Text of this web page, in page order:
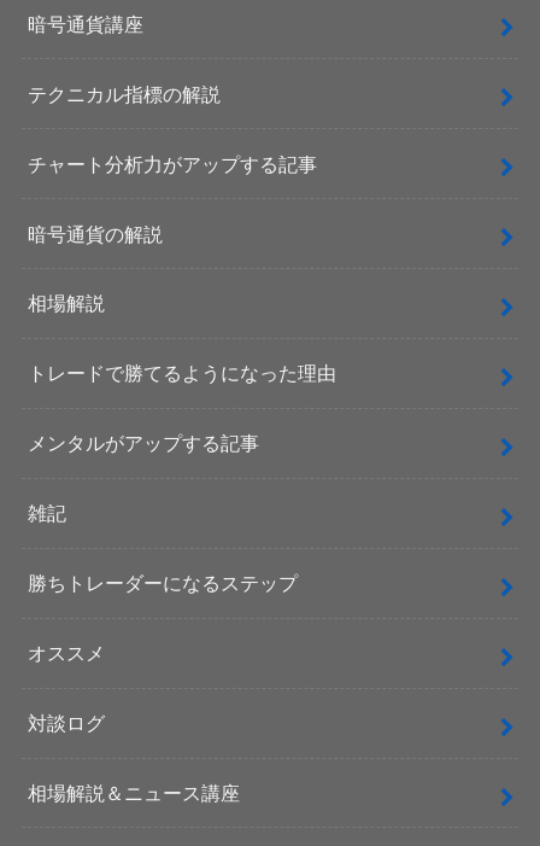
暗号通貨講座
テクニカル指標の解説
チャート分析力がアップする記事
暗号通貨の解説
相場解説
トレードで勝てるようになった理由
メンタルがアップする記事
雑記
勝ちトレーダーになるステップ
オススメ
対談ログ
相場解説＆ニュース講座